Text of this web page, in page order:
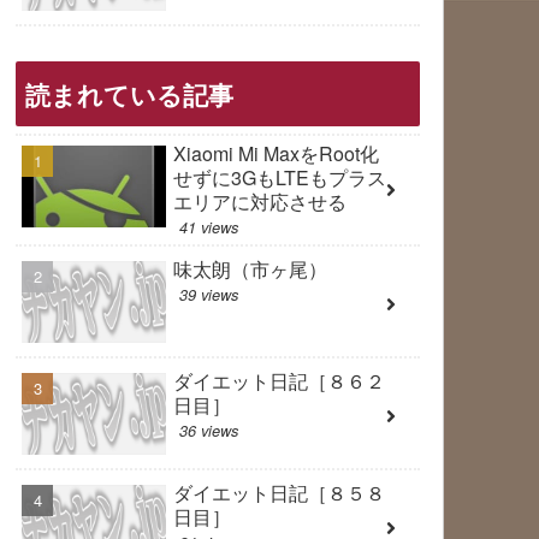
読まれている記事
Xiaomi Mi MaxをRoot化
せずに3GもLTEもプラス
エリアに対応させる
41 views
味太朗（市ヶ尾）
39 views
ダイエット日記［８６２
日目］
36 views
ダイエット日記［８５８
日目］